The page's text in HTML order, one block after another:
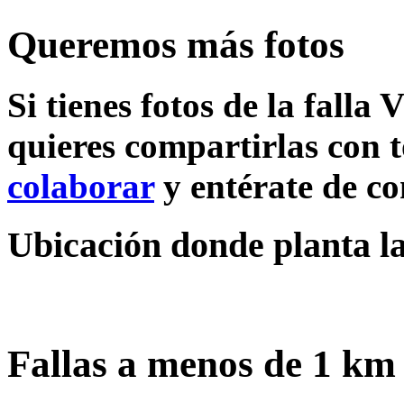
Queremos más fotos
Si tienes fotos de la falla
quieres compartirlas con
colaborary entérate de
Ubicación donde planta
Fallas a menos de 1